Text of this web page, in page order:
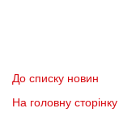
До списку новин
На головну сторінку